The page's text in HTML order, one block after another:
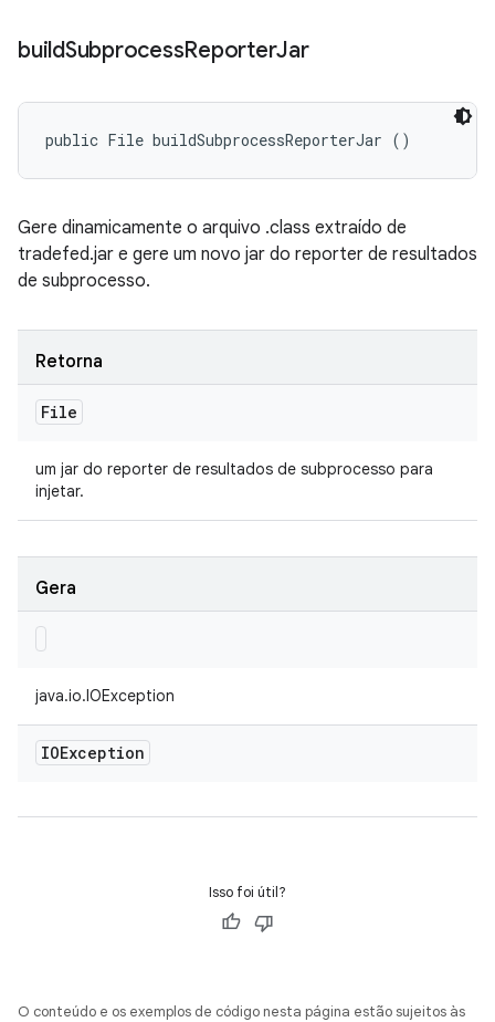
buildSubprocessReporterJar
public File buildSubprocessReporterJar ()
Gere dinamicamente o arquivo .class extraído de
tradefed.jar e gere um novo jar do reporter de resultados
de subprocesso.
Retorna
File
um jar do reporter de resultados de subprocesso para
injetar.
Gera
java.io.IOException
IOException
Isso foi útil?
O conteúdo e os exemplos de código nesta página estão sujeitos às